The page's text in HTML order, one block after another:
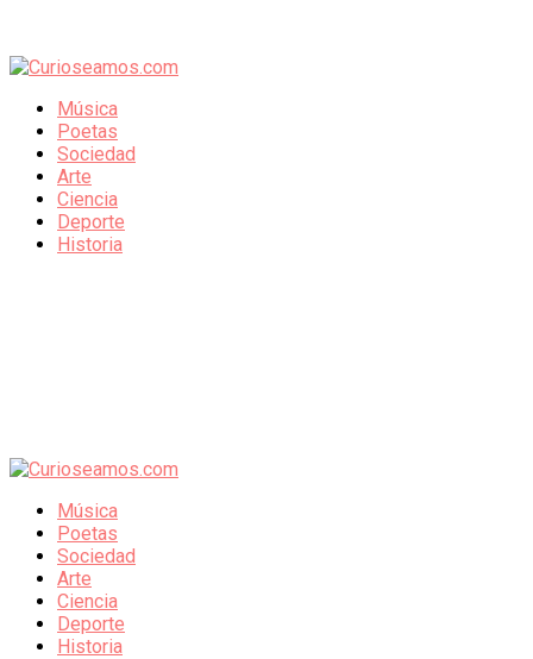
Música
Poetas
Sociedad
Arte
Ciencia
Deporte
Historia
Música
Poetas
Sociedad
Arte
Ciencia
Deporte
Historia